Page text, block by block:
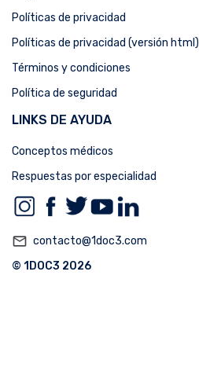
Políticas de privacidad
Políticas de privacidad (versión html)
Términos y condiciones
Política de seguridad
LINKS DE AYUDA
Conceptos médicos
Respuestas por especialidad
mail_outline contacto@1doc3.com
© 1DOC3 2026